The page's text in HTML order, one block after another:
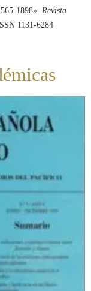
1898». Revista
1131-6284